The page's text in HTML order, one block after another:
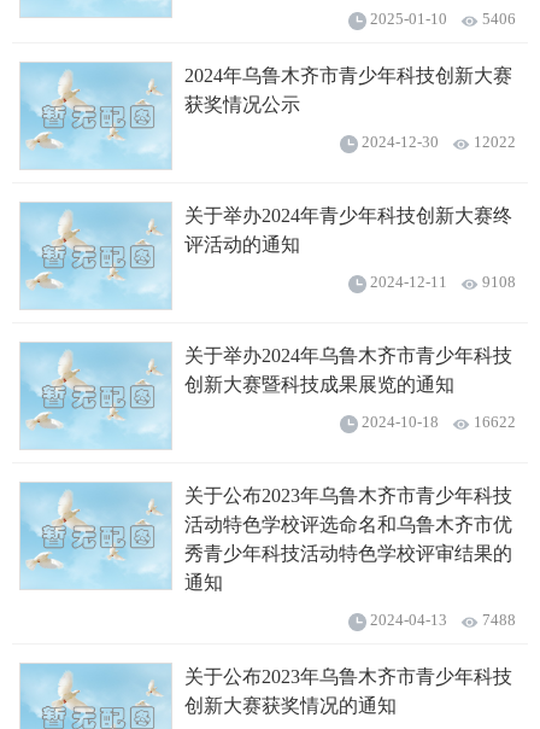
2025-01-10 5406
2024年乌鲁木齐市青少年科技创新大赛
获奖情况公示
2024-12-30 12022
关于举办2024年青少年科技创新大赛终
评活动的通知
2024-12-11 9108
关于举办2024年乌鲁木齐市青少年科技
创新大赛暨科技成果展览的通知
2024-10-18 16622
关于公布2023年乌鲁木齐市青少年科技
活动特色学校评选命名和乌鲁木齐市优
秀青少年科技活动特色学校评审结果的
通知
2024-04-13 7488
关于公布2023年乌鲁木齐市青少年科技
创新大赛获奖情况的通知